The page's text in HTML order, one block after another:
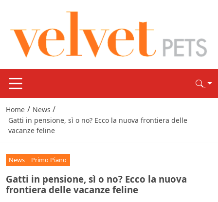
Home / News /
Gatti in pensione, sì o no? Ecco la nuova frontiera delle
vacanze feline
News Primo Piano
Gatti in pensione, sì o no? Ecco la nuova
frontiera delle vacanze feline